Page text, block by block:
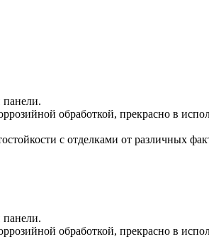
обработкой, прекрасно в
с отделками от различных
обработкой, прекрасно в